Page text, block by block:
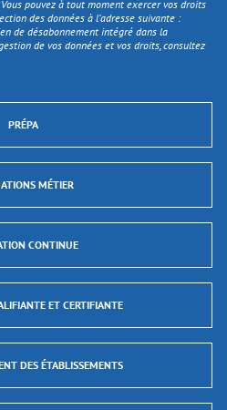
pouvez à tout moment exercer vos droits
des données à l’adresse suivante :
de désabonnement intégré dans la
de vos données et vos droits, consultez
PRÉPA
MÉTIER
CONTINUE
ET CERTIFIANTE
DES ÉTABLISSEMENTS